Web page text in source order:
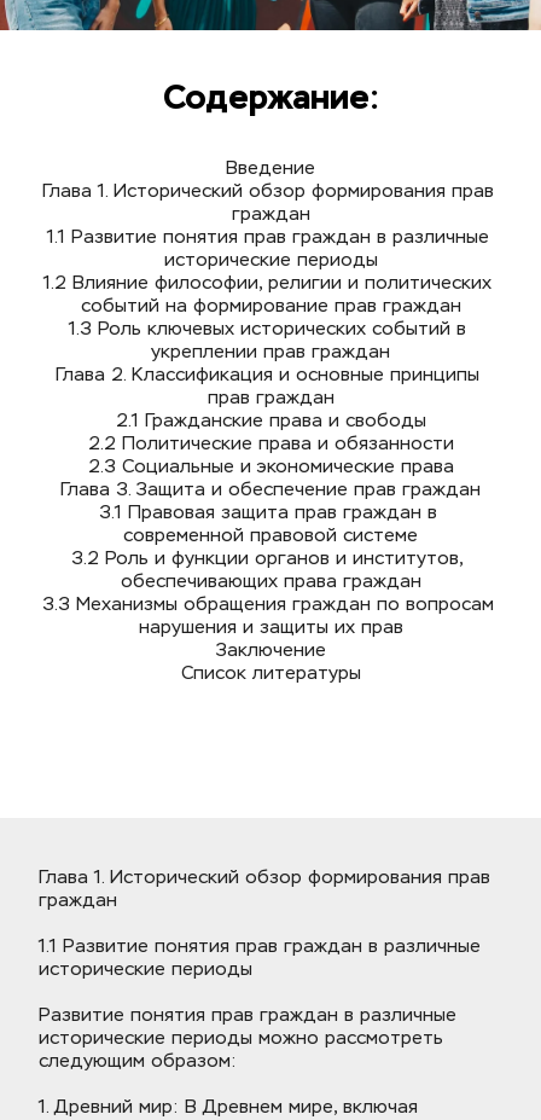
Содержание:
Введение
Глава 1. Исторический обзор формирования прав
граждан
1.1 Развитие понятия прав граждан в различные
исторические периоды
1.2 Влияние философии, религии и политических
событий на формирование прав граждан
1.3 Роль ключевых исторических событий в
укреплении прав граждан
Глава 2. Классификация и основные принципы
прав граждан
2.1 Гражданские права и свободы
2.2 Политические права и обязанности
2.3 Социальные и экономические права
Глава 3. Защита и обеспечение прав граждан
3.1 Правовая защита прав граждан в
современной правовой системе
3.2 Роль и функции органов и институтов,
обеспечивающих права граждан
3.3 Механизмы обращения граждан по вопросам
нарушения и защиты их прав
Заключение
Список литературы
Глава 1. Исторический обзор формирования прав
граждан
1.1 Развитие понятия прав граждан в различные
исторические периоды
Развитие понятия прав граждан в различные
исторические периоды можно рассмотреть
следующим образом:
1. Древний мир: В Древнем мире, включая